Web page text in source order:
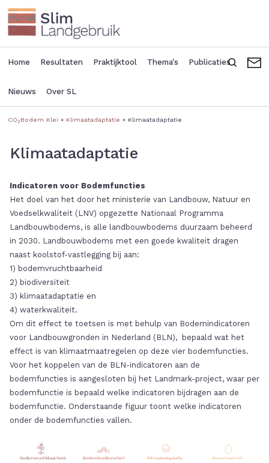
Overslaan
en
naar
de
inhoud
Main
navigation
Home Resultaten Praktijktool Thema's Publicaties
Nieuws Over SL
menu
Zoeken
CO2 Bodem Klei Klimaatadaptatie Klimaatadaptatie
Klimaatadaptatie
Indicatoren voor Bodemfuncties
Het doel van het door het ministerie van Landbouw, Natuur en
Voedselkwaliteit (LNV) opgezette Nationaal Programma
Landbouwbodems, is alle landbouwbodems duurzaam beheerd
in 2030. Landbouwbodems met een goede kwaliteit dragen
naast koolstof-vastlegging bij aan:
1) bodemvruchtbaarheid
2) biodiversiteit
3) klimaatadaptatie en
4) waterkwaliteit.
Om dit effect te toetsen is met behulp van Bodemindicatoren
voor Landbouwgronden in Nederland (BLN), bepaald wat het
effect is van klimaatmaatregelen op deze vier bodemfuncties.
Voor het koppelen van de BLN-indicatoren aan de
bodemfuncties is aangesloten bij het Landmark-project, waar per
bodemfunctie is bepaald welke indicatoren bijdragen aan de
bodemfunctie. Onderstaande figuur toont welke indicatoren
onder de bodemfuncties vallen.